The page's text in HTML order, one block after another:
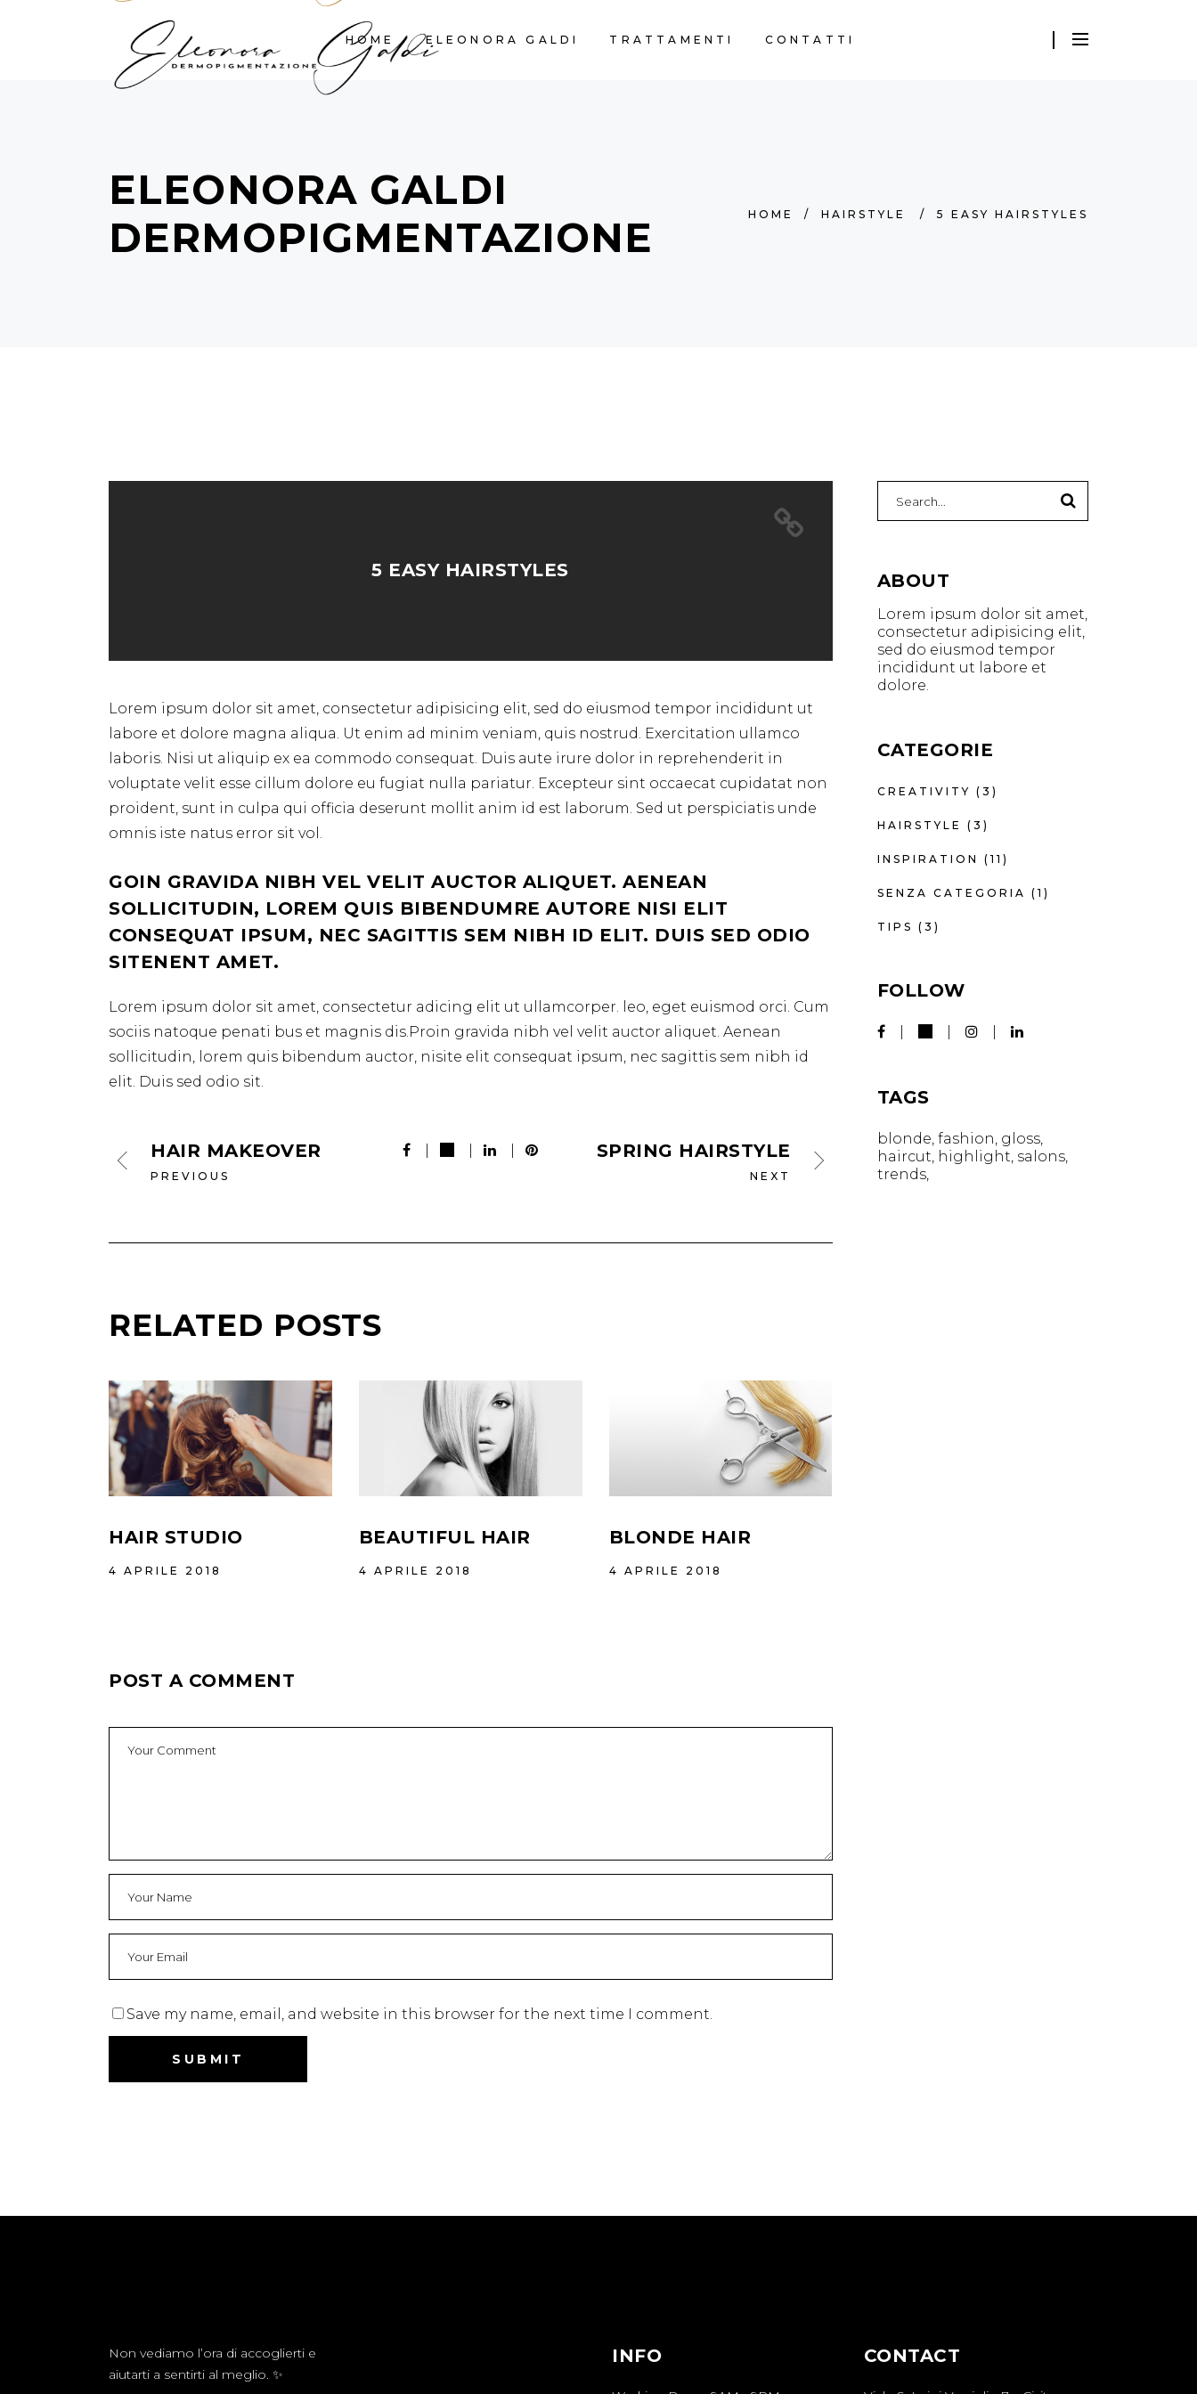
HOME ELEONORA GALDI TRATTAMENTI CONTATTI
ELEONORA GALDI
DERMOPIGMENTAZIONE
HOME / HAIRSTYLE / 5 EASY HAIRSTYLES
5 EASY HAIRSTYLES
Lorem ipsum dolor sit amet, consectetur adipisicing elit, sed do eiusmod tempor incididunt ut
labore et dolore magna aliqua. Ut enim ad minim veniam, quis nostrud. Exercitation ullamco
laboris. Nisi ut aliquip ex ea commodo consequat. Duis aute irure dolor in reprehenderit in
voluptate velit esse cillum dolore eu fugiat nulla pariatur. Excepteur sint occaecat cupidatat non
proident, sunt in culpa qui officia deserunt mollit anim id est laborum. Sed ut perspiciatis unde
omnis iste natus error sit vol.
GOIN GRAVIDA NIBH VEL VELIT AUCTOR ALIQUET. AENEAN
SOLLICITUDIN, LOREM QUIS BIBENDUMRE AUTORE NISI ELIT
CONSEQUAT IPSUM, NEC SAGITTIS SEM NIBH ID ELIT. DUIS SED ODIO
SITENENT AMET.
Lorem ipsum dolor sit amet, consectetur adicing elit ut ullamcorper. leo, eget euismod orci. Cum
sociis natoque penati bus et magnis dis.Proin gravida nibh vel velit auctor aliquet. Aenean
sollicitudin, lorem quis bibendum auctor, nisite elit consequat ipsum, nec sagittis sem nibh id
elit. Duis sed odio sit.
HAIR MAKEOVER
PREVIOUS
SPRING HAIRSTYLE
NEXT
RELATED POSTS
HAIR STUDIO
4 APRILE 2018
BEAUTIFUL HAIR
4 APRILE 2018
BLONDE HAIR
4 APRILE 2018
POST A COMMENT
Save my name, email, and website in this browser for the next time I comment.
ABOUT
Lorem ipsum dolor sit amet,
consectetur adipisicing elit,
sed do eiusmod tempor
incididunt ut labore et
dolore.
CATEGORIE
CREATIVITY (3)
HAIRSTYLE (3)
INSPIRATION (11)
SENZA CATEGORIA (1)
TIPS (3)
FOLLOW
TAGS
blonde fashion gloss
haircut highlight salons
trends
Non vediamo l’ora di accoglierti e
aiutarti a sentirti al meglio. ✨
INFO CONTACT